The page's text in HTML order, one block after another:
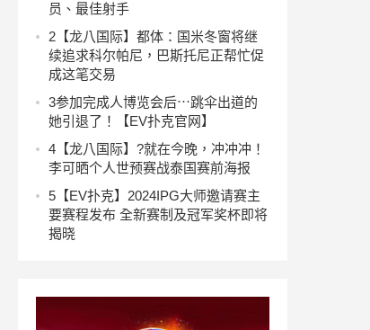
员、最佳射手
2 【龙八国际】都体：国米冬窗将继
续追求科尔帕尼，巴斯托尼正帮忙促
成这笔交易
3参加完成人博览会后⋯跳伞出道的
她引退了！【EV扑克官网】
4 【龙八国际】?就在今晚，冲冲冲！
李可晒个人世预赛战泰国赛前海报
5 【EV扑克】2024IPG大师邀请赛主
要赛程发布 全新赛制及冠军奖杯即将
揭晓